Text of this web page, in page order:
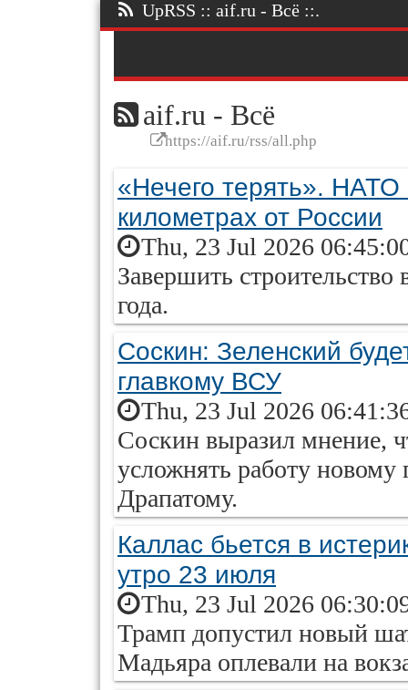
UpRSS :: aif.ru - Всё ::.
aif.ru - Всё
https://aif.ru/rss/all.php
«Нечего терять». НАТО
километрах от России
Thu, 23 Jul 2026
Завершить
года.
Соскин: Зеленский
главкому ВСУ
Thu, 23 Jul 2026
Соскин выразил мнение,
усложнять работу
Драпатому.
Каллас бьется в
утро 23 июля
Thu, 23 Jul 2026
Трамп допустил новый
Мадьяра оплевали на